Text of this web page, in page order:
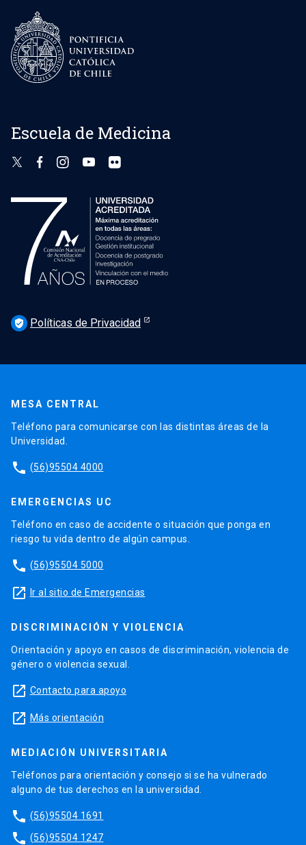
Escuela de Medicina
verified_user Políticas de Privacidad
MESA CENTRAL
Teléfono para comunicarse con las distintas áreas de la
Universidad.
phone (56)95504 4000
EMERGENCIAS UC
Teléfono en caso de accidente o situación que ponga en
riesgo tu vida dentro de algún campus.
phone (56)95504 5000
launch Ir al sitio de Emergencias
DISCRIMINACIÓN Y VIOLENCIA
Orientación y apoyo en casos de discriminación, violencia de
género o violencia sexual.
launch Contacto para apoyo
launch Más orientación
MEDIACIÓN UNIVERSITARIA
Teléfonos para orientación y consejo si se ha vulnerado
alguno de tus derechos en la universidad.
phone (56)95504 1691
phone (56)95504 1247